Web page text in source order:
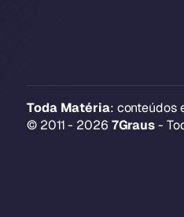
Toda Matéria: conteúdos
© 2011 - 2026 7Graus-